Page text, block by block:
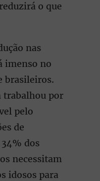
o que
nas
imenso no
brasileiros.
trabalhou por
pelo
de
dos
necessitam
idosos para